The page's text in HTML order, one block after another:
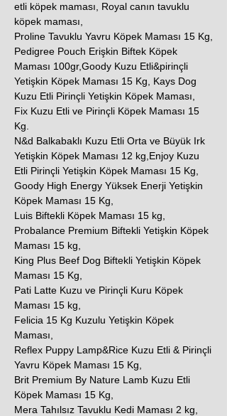
etli köpek maması, Royal canın tavuklu
köpek maması,
Proline Tavuklu Yavru Köpek Maması 15 Kg,
Pedigree Pouch Erişkin Biftek Köpek
Maması 100gr,Goody Kuzu Etli&pirinçli
Yetişkin Köpek Maması 15 Kg, Kays Dog
Kuzu Etli Pirinçli Yetişkin Köpek Maması,
Fix Kuzu Etli ve Pirinçli Köpek Maması 15
Kg.
N&d Balkabaklı Kuzu Etli Orta ve Büyük Irk
Yetişkin Köpek Maması 12 kg,Enjoy Kuzu
Etli Pirinçli Yetişkin Köpek Maması 15 Kg,
Goody High Energy Yüksek Enerji Yetişkin
Köpek Maması 15 Kg,
Luis Biftekli Köpek Maması 15 kg,
Probalance Premium Biftekli Yetişkin Köpek
Maması 15 kg,
King Plus Beef Dog Biftekli Yetişkin Köpek
Maması 15 Kg,
Pati Latte Kuzu ve Pirinçli Kuru Köpek
Maması 15 kg,
Felicia 15 Kg Kuzulu Yetişkin Köpek
Maması,
Reflex Puppy Lamp&Rice Kuzu Etli & Pirinçli
Yavru Köpek Maması 15 Kg,
Brit Premium By Nature Lamb Kuzu Etli
Köpek Maması 15 Kg,
Mera Tahılsız Tavuklu Kedi Maması 2 kg,